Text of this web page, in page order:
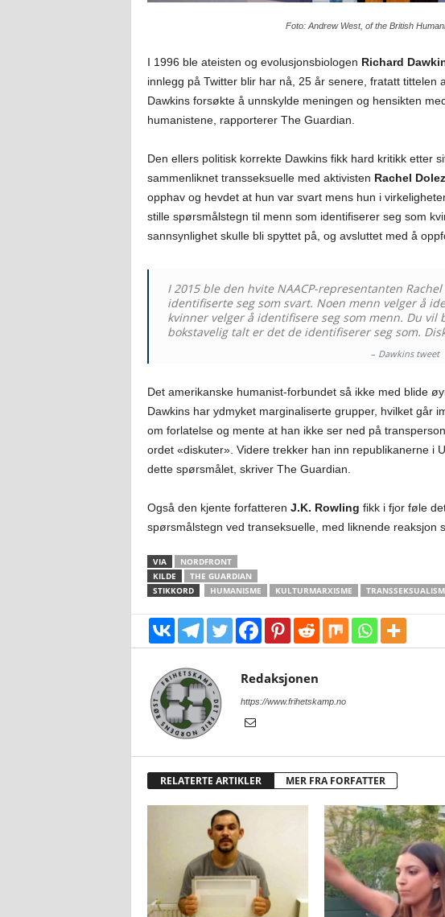
Foto: Andrew West, of the British
I 1996 ble ateisten og evolusjonsbiologen Richard
innlegg på Twitter blir har nå, 25 år senere, fratatt tittelen
Dawkins forsøkte å unnskylde meningen og hensikten
humanistene, rapporterer The Guardian.
Den ellers politisk korrekte Dawkins fikk hard kritikk etter
sammenliknet transseksuelle med aktivisten Rachel
opphav og hevdet at hun var svart mens hun i
stille spørsmålstegn til menn som identifiserer seg som
sannsynlighet skulle bli spyttet på, og avsluttet med å
I 2015 ble den hvite NAACP-representanten
identifiserte seg som svart. Noen menn velger å
kvinner velger å identifisere seg som menn. Du vil
bokstavelig talt er det de identifiserer seg som.
– Dawkins tweet
Det amerikanske humanist-forbundet så ikke med blide
Dawkins har ydmyket marginaliserte grupper, hvilket går
om forlatelse og mente at han ikke ser ned på
ordet «diskuter». Videre trekker han inn republikanerne i
dette spørsmålet, skriver The Guardian.
Også den kjente forfatteren J.K. Rowling fikk i fjor føle
spørsmålstegn ved transeksuelle, med liknende reaksjon
VIA
NORDFRONT
KILDE
THE GUARDIAN
STIKKORD
HUMANISME KULTURMARXISME
Redaksjonen
https://www.frihetskamp.no
RELATERTE ARTIKLER MER FRA FORFATTER